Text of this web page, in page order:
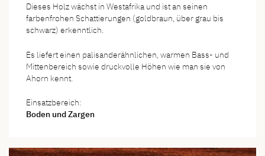
Dieses Holz wächst in Westafrika und ist an seinen
farbenfrohen Schattierungen (goldbraun, über grau bis
schwarz) erkenntlich.
Es liefert einen palisanderähnlichen, warmen Bass- und
Mittenbereich sowie druckvolle Höhen wie man sie von
Ahorn kennt.
Einsatzbereich:
Boden und Zargen